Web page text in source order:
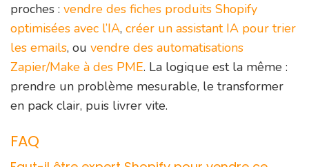
proches : vendre des fiches produits Shopify
optimisées avec l’IA, créer un assistant IA pour trier
les emails, ou vendre des automatisations
Zapier/Make à des PME. La logique est la même :
prendre un problème mesurable, le transformer
en pack clair, puis livrer vite.
FAQ